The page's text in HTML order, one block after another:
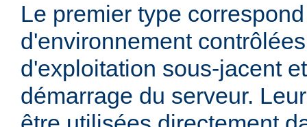
Le premier type
d'environnement
d'exploitation sous-jacent
démarrage du serveur.